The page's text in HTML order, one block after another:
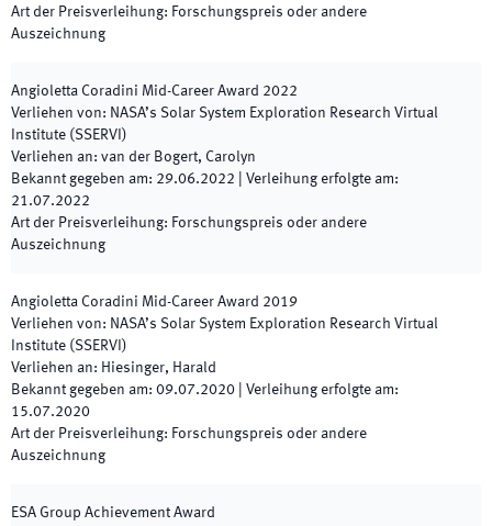
Art der Preisverleihung: Forschungspreis oder andere
Auszeichnung
Angioletta Coradini Mid-Career Award 2022
Verliehen von: NASA’s Solar System Exploration Research Virtual
Institute (SSERVI)
Verliehen an: van der Bogert, Carolyn
Bekannt gegeben am: 29.06.2022 Verleihung erfolgte am:
21.07.2022
Art der Preisverleihung: Forschungspreis oder andere
Auszeichnung
Angioletta Coradini Mid-Career Award 2019
Verliehen von: NASA’s Solar System Exploration Research Virtual
Institute (SSERVI)
Verliehen an: Hiesinger, Harald
Bekannt gegeben am: 09.07.2020 Verleihung erfolgte am:
15.07.2020
Art der Preisverleihung: Forschungspreis oder andere
Auszeichnung
ESA Group Achievement Award